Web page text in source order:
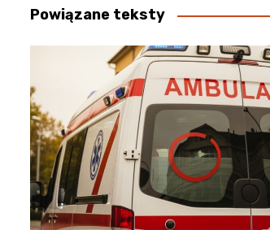
Powiązane teksty